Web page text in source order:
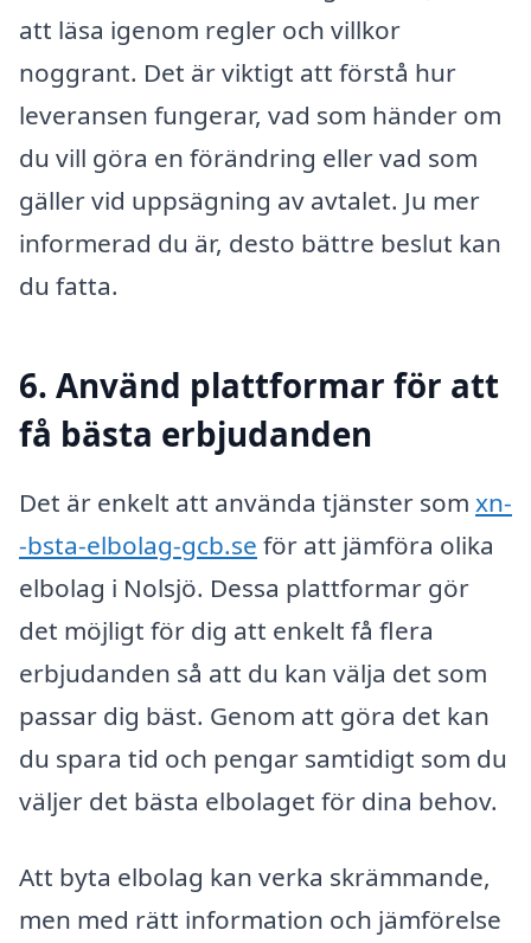
att läsa igenom regler och villkor
noggrant. Det är viktigt att förstå hur
leveransen fungerar, vad som händer om
du vill göra en förändring eller vad som
gäller vid uppsägning av avtalet. Ju mer
informerad du är, desto bättre beslut kan
du fatta.
6. Använd plattformar för att
få bästa erbjudanden
Det är enkelt att använda tjänster som xn-
-bsta-elbolag-gcb.se för att jämföra olika
elbolag i Nolsjö. Dessa plattformar gör
det möjligt för dig att enkelt få flera
erbjudanden så att du kan välja det som
passar dig bäst. Genom att göra det kan
du spara tid och pengar samtidigt som du
väljer det bästa elbolaget för dina behov.
Att byta elbolag kan verka skrämmande,
men med rätt information och jämförelse